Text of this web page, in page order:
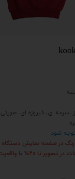
سرمه ای، فیروزه ای،
شود
رنگ در صفحه نمایش
با واقعیت متفاوت باشد